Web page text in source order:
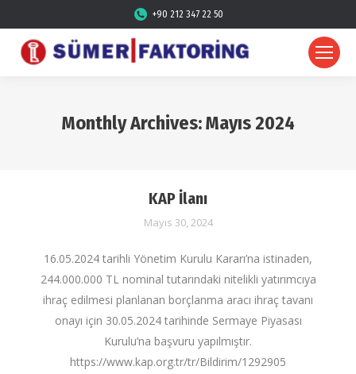
+90 212 347 22 50
Monthly Archives:Mayıs 2024
KAP İlanı
Mayıs 30, 2024
16.05.2024 tarihli Yönetim Kurulu Kararı’na istinaden,
244.000.000 TL nominal tutarındaki nitelikli yatırımcıya
ihraç edilmesi planlanan borçlanma aracı ihraç tavanı
onayı için 30.05.2024 tarihinde Sermaye Piyasası
Kurulu’na başvuru yapılmıştır.
https://www.kap.org.tr/tr/Bildirim/1292905